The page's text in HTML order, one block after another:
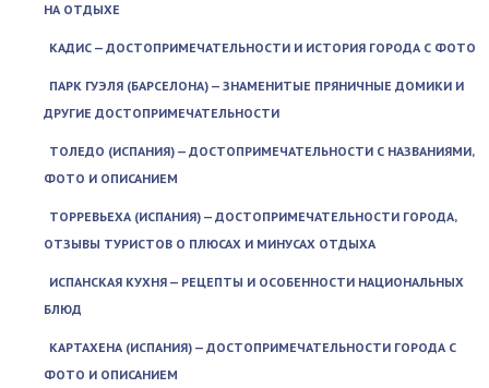
НА ОТДЫХЕ
КАДИС — ДОСТОПРИМЕЧАТЕЛЬНОСТИ И ИСТОРИЯ ГОРОДА С ФОТО
ПАРК ГУЭЛЯ (БАРСЕЛОНА) — ЗНАМЕНИТЫЕ ПРЯНИЧНЫЕ ДОМИКИ И
ДРУГИЕ ДОСТОПРИМЕЧАТЕЛЬНОСТИ
ТОЛЕДО (ИСПАНИЯ) — ДОСТОПРИМЕЧАТЕЛЬНОСТИ С НАЗВАНИЯМИ,
ФОТО И ОПИСАНИЕМ
ТОРРЕВЬЕХА (ИСПАНИЯ) — ДОСТОПРИМЕЧАТЕЛЬНОСТИ ГОРОДА,
ОТЗЫВЫ ТУРИСТОВ О ПЛЮСАХ И МИНУСАХ ОТДЫХА
ИСПАНСКАЯ КУХНЯ — РЕЦЕПТЫ И ОСОБЕННОСТИ НАЦИОНАЛЬНЫХ
БЛЮД
КАРТАХЕНА (ИСПАНИЯ) — ДОСТОПРИМЕЧАТЕЛЬНОСТИ ГОРОДА С
ФОТО И ОПИСАНИЕМ